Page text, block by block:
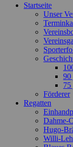
Zum
Startseite
Unser
90
75
Förderer
Regatten
Dahme-
Hugo-
Willi-